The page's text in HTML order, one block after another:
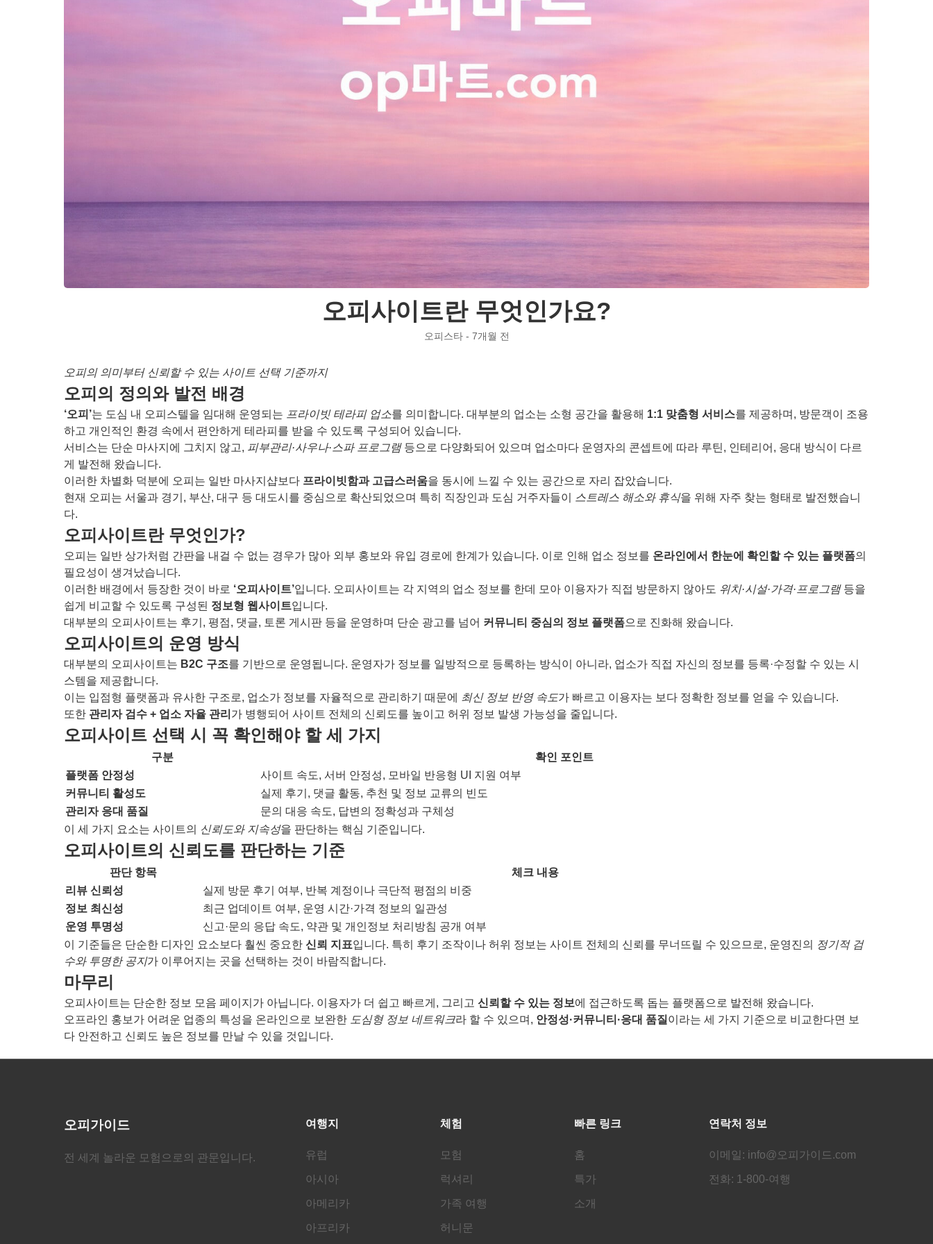
오피사이트란 무엇인가요?
오피스타 - 7개월 전
오피의 의미부터 신뢰할 수 있는 사이트 선택 기준까지
오피의 정의와 발전 배경
‘오피’는 도심 내 오피스텔을 임대해 운영되는 프라이빗 테라피 업소를 의미합니다. 대부분의 업소는 소형 공간을 활용해 1:1 맞춤형 서비스를 제공하며, 방문객이 조용
하고 개인적인 환경 속에서 편안하게 테라피를 받을 수 있도록 구성되어 있습니다.
서비스는 단순 마사지에 그치지 않고, 피부관리·사우나·스파 프로그램등으로 다양화되어 있으며 업소마다 운영자의 콘셉트에 따라 루틴, 인테리어, 응대 방식이 다르
게 발전해 왔습니다.
이러한 차별화 덕분에 오피는 일반 마사지샵보다 프라이빗함과 고급스러움을 동시에 느낄 수 있는 공간으로 자리 잡았습니다.
현재 오피는 서울과 경기, 부산, 대구 등 대도시를 중심으로 확산되었으며 특히 직장인과 도심 거주자들이
스트레스 해소와 휴식을 위해 자주 찾는 형태로 발전했습니
다.
오피사이트란 무엇인가?
오피는 일반 상가처럼 간판을 내걸 수 없는 경우가 많아 외부 홍보와 유입 경로에 한계가 있습니다. 이로 인해 업소 정보를 온라인에서 한눈에 확인할 수 있는 플랫폼의
필요성이 생겨났습니다.
이러한 배경에서 등장한 것이 바로 ‘오피사이트’입니다. 오피사이트는 각 지역의 업소 정보를 한데 모아 이용자가 직접 방문하지 않아도 위치·시설·가격·프로그램등을
쉽게 비교할 수 있도록 구성된 정보형 웹사이트입니다.
대부분의 오피사이트는 후기, 평점, 댓글, 토론 게시판 등을 운영하며 단순 광고를 넘어 커뮤니티 중심의 정보 플랫폼으로 진화해 왔습니다.
오피사이트의 운영 방식
대부분의 오피사이트는 B2C 구조를 기반으로 운영됩니다. 운영자가 정보를 일방적으로 등록하는 방식이 아니라, 업소가 직접 자신의 정보를 등록·수정할 수 있는 시
스템을 제공합니다.
이는 입점형 플랫폼과 유사한 구조로, 업소가 정보를 자율적으로 관리하기 때문에 최신 정보 반영 속도가 빠르고 이용자는 보다 정확한 정보를 얻을 수 있습니다.
또한 관리자 검수 + 업소 자율 관리 가 병행되어 사이트 전체의 신뢰도를 높이고 허위 정보 발생 가능성을 줄입니다.
오피사이트 선택 시 꼭 확인해야 할 세 가지
구분
확인 포인트
플랫폼 안정성
사이트 속도, 서버 안정성, 모바일 반응형 UI 지원 여부
커뮤니티 활성도
실제 후기, 댓글 활동, 추천 및 정보 교류의 빈도
관리자 응대 품질
문의 대응 속도, 답변의 정확성과 구체성
이 세 가지 요소는 사이트의 신뢰도와 지속성을 판단하는 핵심 기준입니다.
오피사이트의 신뢰도를 판단하는 기준
판단 항목
체크 내용
리뷰 신뢰성
실제 방문 후기 여부, 반복 계정이나 극단적 평점의 비중
정보 최신성
최근 업데이트 여부, 운영 시간·가격 정보의 일관성
운영 투명성
신고·문의 응답 속도, 약관 및 개인정보 처리방침 공개 여부
이 기준들은 단순한 디자인 요소보다 훨씬 중요한 신뢰 지표입니다. 특히 후기 조작이나 허위 정보는 사이트 전체의 신뢰를 무너뜨릴 수 있으므로, 운영진의 정기적 검
수와 투명한 공지가 이루어지는 곳을 선택하는 것이 바람직합니다.
마무리
오피사이트는 단순한 정보 모음 페이지가 아닙니다. 이용자가 더 쉽고 빠르게, 그리고 신뢰할 수 있는 정보에 접근하도록 돕는 플랫폼으로 발전해 왔습니다.
오프라인 홍보가 어려운 업종의 특성을 온라인으로 보완한 도심형 정보 네트워크라 할 수 있으며, 안정성·커뮤니티·응대 품질 이라는 세 가지 기준으로 비교한다면 보
다 안전하고 신뢰도 높은 정보를 만날 수 있을 것입니다.
오피가이드
전 세계 놀라운 모험으로의 관문입니다.
여행지
유럽
아시아
아메리카
아프리카
체험
모험
럭셔리
가족 여행
허니문
빠른 링크
홈
특가
소개
연락처 정보
이메일: info@오피가이드.com
전화: 1-800-여행